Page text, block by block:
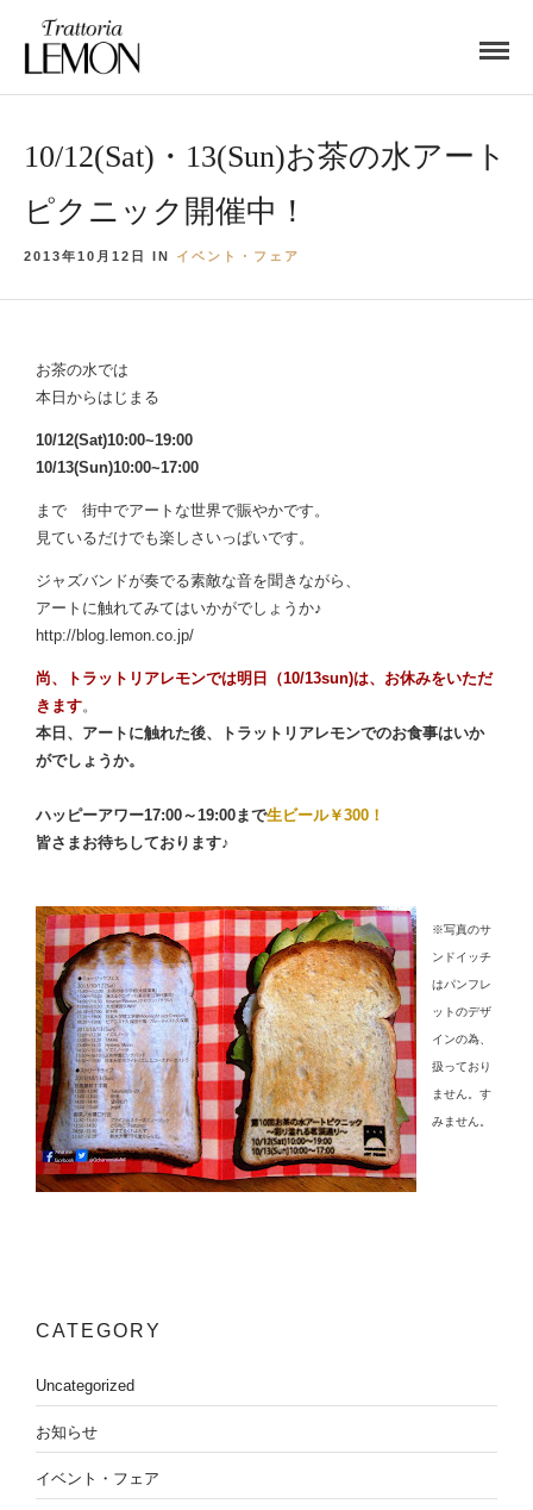
10/12(Sat)・13(Sun)お茶の水アート
ピクニック開催中！
2013年10月12日 IN イベント・フェア
お茶の水では
本日からはじまる
10/12(Sat)10:00~19:00
10/13(Sun)10:00~17:00
まで 街中でアートな世界で賑やかです。
見ているだけでも楽しさいっぱいです。
ジャズバンドが奏でる素敵な音を聞きながら、
アートに触れてみてはいかがでしょうか♪
http://blog.lemon.co.jp/
尚、
トラットリアレモンでは明日（10/13sun)は、お休みをいただ
きます。
本日、アートに触れた後、トラットリアレモンでのお食事はいか
がでしょうか。
ハッピーアワー17:00～19:00まで生ビール￥300！
皆さまお待ちしております♪
※写真のサ
ンドイッチ
はパンフレ
ットのデザ
インの為、
扱っており
ません。す
みません。
CATEGORY
Uncategorized
お知らせ
イベント・フェア